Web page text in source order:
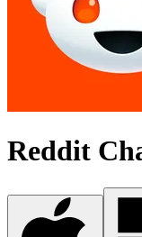
Reddit